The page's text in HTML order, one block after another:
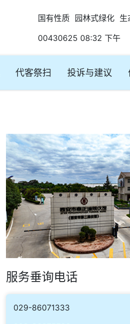
国有性质 园林式绿化 生
00430625 08:32 下午
代客祭扫 投诉与建议
服务垂询电话
029-86071333